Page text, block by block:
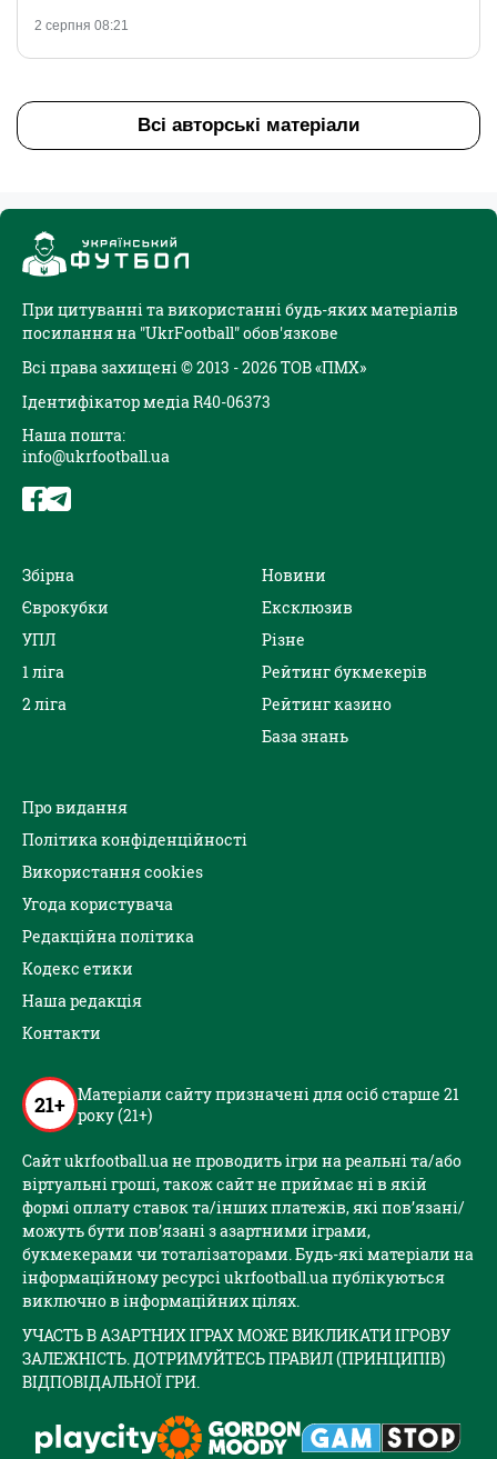
2 серпня 08:21
Всі авторські матеріали
При цитуванні та використанні будь-яких матеріалів
посилання на "UkrFootball" обов'язкове
Всі права захищені © 2013 - 2026 ТОВ «ПМХ»
Ідентифікатор медіа R40-06373
Наша пошта:
info@ukrfootball.ua
Збірна
Єврокубки
УПЛ
1 ліга
2 ліга
Новини
Ексклюзив
Різне
Рейтинг букмекерів
Рейтинг казино
База знань
Про видання
Політика конфіденційності
Використання cookies
Угода користувача
Редакційна політика
Кодекс етики
Наша редакція
Контакти
21+ Матеріали сайту призначені для осіб старше 21
року (21+)
Сайт ukrfootball.ua не проводить ігри на реальні та/або
віртуальні гроші, також сайт не приймає ні в якій
формі оплату ставок та/інших платежів, які пов’язані/
можуть бути пов’язані з азартними іграми,
букмекерами чи тоталізаторами. Будь-які матеріали на
інформаційному ресурсі ukrfootball.ua публікуються
виключно в інформаційних цілях.
УЧАСТЬ В АЗАРТНИХ ІГРАХ МОЖЕ ВИКЛИКАТИ ІГРОВУ
ЗАЛЕЖНІСТЬ. ДОТРИМУЙТЕСЬ ПРАВИЛ (ПРИНЦИПІВ)
ВІДПОВІДАЛЬНОЇ ГРИ.